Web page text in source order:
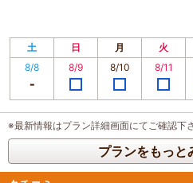
土 日 月 火
8/8
8/9 8/10 8/11
※最新情報はプラン詳細画面にてご確認下さ
プランをもっと